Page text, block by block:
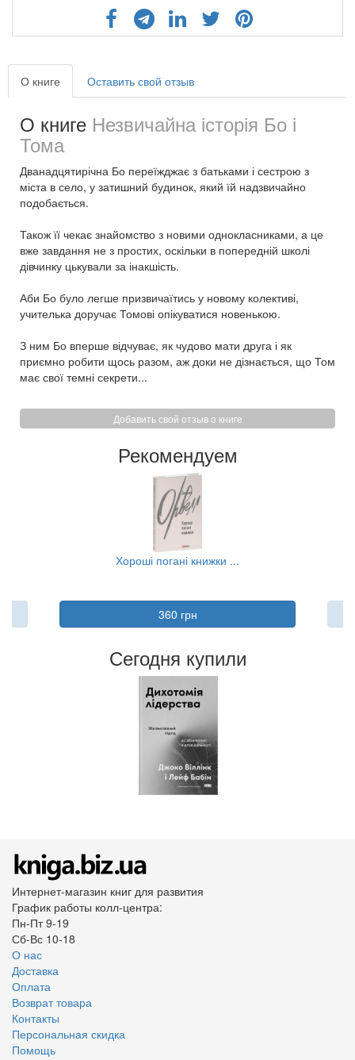
О книге Оставить свой отзыв
О книге Незвичайна історія Бо і
Тома
Дванадцятирічна Бо переїжджає з батьками і сестрою з
міста в село, у затишний будинок, який їй надзвичайно
подобається.
Також її чекає знайомство з новими однокласниками, а це
вже завдання не з простих, оскільки в попередній школі
дівчинку цькували за інакшість.
Аби Бо було легше призвичаїтись у новому колективі,
учителька доручає Томові опікуватися новенькою.
З ним Бо вперше відчуває, як чудово мати друга і як
приємно робити щось разом, аж доки не дізнається, що Том
має свої темні секрети...
Добавить свой отзыв о книге
Рекомендуем
Хороші погані книжки ...
360 грн
Сегодня купили
Интернет-магазин книг для развития
График работы колл-центра:
Пн-Пт 9-19
Сб-Вс 10-18
О нас
Доставка
Оплата
Возврат товара
Контакты
Персональная скидка
Помощь